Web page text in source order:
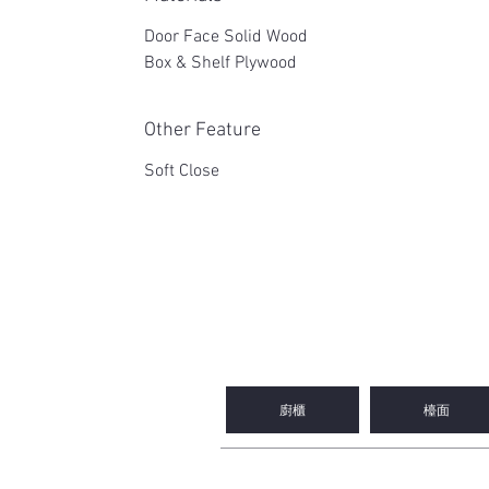
Door Face Solid Wood
Box & Shelf Plywood
Other Feature
Soft Close
廚櫃 檯面